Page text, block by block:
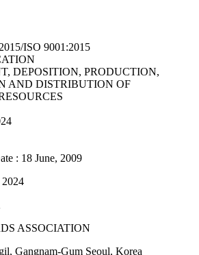
ISO 9001:2015
DEPOSITION, PRODUCTION,
AND DISTRIBUTION OF
: 18 June, 2009
2024
ASSOCIATION
Gangnam-Gum Seoul, Korea